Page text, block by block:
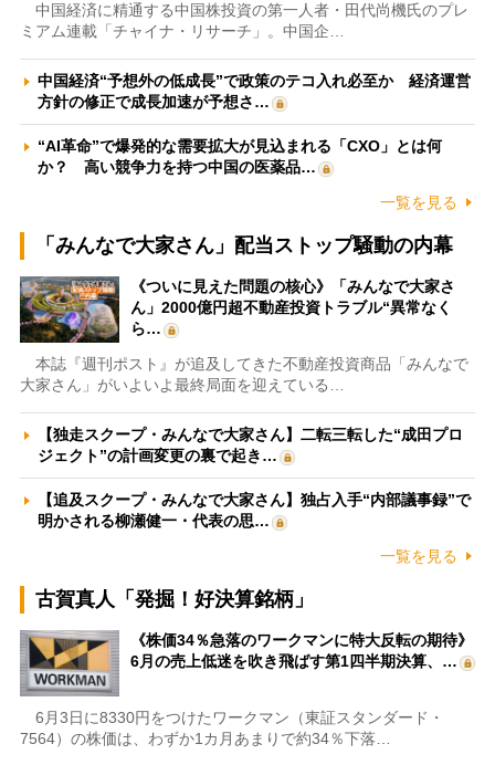
中国経済に精通する中国株投資の第一人者・田代尚機氏のプレ
ミアム連載「チャイナ・リサーチ」。中国企…
中国経済“予想外の低成長”で政策のテコ入れ必至か 経済運営
方針の修正で成長加速が予想さ…
“AI革命”で爆発的な需要拡大が見込まれる「CXO」とは何
か？ 高い競争力を持つ中国の医薬品…
一覧を見る
「みんなで大家さん」配当ストップ騒動の内幕
《ついに見えた問題の核心》「みんなで大家さ
ん」2000億円超不動産投資トラブル“異常なく
ら…
本誌『週刊ポスト』が追及してきた不動産投資商品「みんなで
大家さん」がいよいよ最終局面を迎えている…
【独走スクープ・みんなで大家さん】二転三転した“成田プロ
ジェクト”の計画変更の裏で起き…
【追及スクープ・みんなで大家さん】独占入手“内部議事録”で
明かされる柳瀬健一・代表の思…
一覧を見る
古賀真人「発掘！好決算銘柄」
《株価34％急落のワークマンに特大反転の期待》
6月の売上低迷を吹き飛ばす第1四半期決算、…
6月3日に8330円をつけたワークマン（東証スタンダード・
7564）の株価は、わずか1カ月あまりで約34％下落…